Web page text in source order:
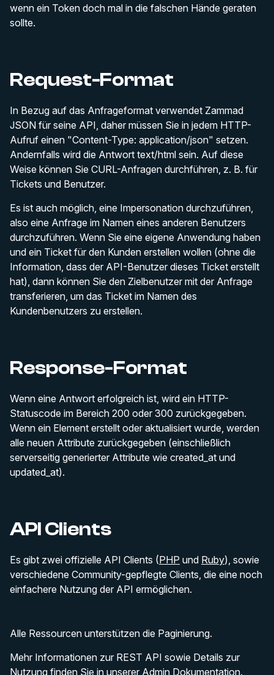
wenn ein Token doch mal in die falschen Hände geraten
sollte.
Request-Format
In Bezug auf das Anfrageformat verwendet Zammad
JSON für seine API, daher müssen Sie in jedem HTTP-
Aufruf einen "Content-Type: application/json" setzen.
Andernfalls wird die Antwort text/html sein. Auf diese
Weise können Sie CURL-Anfragen durchführen, z. B. für
Tickets und Benutzer.
Es ist auch möglich, eine Impersonation durchzuführen,
also eine Anfrage im Namen eines anderen Benutzers
durchzuführen. Wenn Sie eine eigene Anwendung haben
und ein Ticket für den Kunden erstellen wollen (ohne die
Information, dass der API-Benutzer dieses Ticket erstellt
hat), dann können Sie den Zielbenutzer mit der Anfrage
transferieren, um das Ticket im Namen des
Kundenbenutzers zu erstellen.
Response-Format
Wenn eine Antwort erfolgreich ist, wird ein HTTP-
Statuscode im Bereich 200 oder 300 zurückgegeben.
Wenn ein Element erstellt oder aktualisiert wurde, werden
alle neuen Attribute zurückgegeben (einschließlich
serverseitig generierter Attribute wie created_at und
updated_at).
API Clients
Es gibt zwei offizielle API Clients (PHP und Ruby), sowie
verschiedene Community-gepflegte Clients, die eine noch
einfachere Nutzung der API ermöglichen.
Alle Ressourcen unterstützen die Paginierung.
Mehr Informationen zur REST API sowie Details zur
Nutzung finden Sie in unserer Admin Dokumentation.